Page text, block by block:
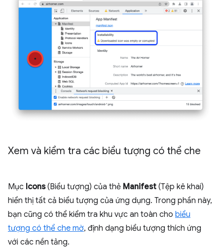
Xem và kiểm tra các biểu tượng có thể che
Mục Icons(Biểu tượng) của thẻ Manifest (Tệp kê khai)
hiển thị tất cả biểu tượng của ứng dụng. Trong phần này,
bạn cũng có thể kiểm tra khu vực an toàn cho biểu
tượng có thể che mờ, định dạng biểu tượng thích ứng
với các nền tảng.